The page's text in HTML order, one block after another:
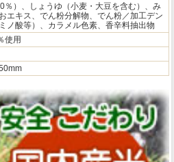
％）、しょうゆ（小麦・大豆を含む）、み
エキス、でん粉分解物、でん粉／加工デン
ノ酸等）、カラメル色素、香辛料抽出物
使用